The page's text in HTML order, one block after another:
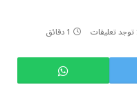
توجد تعليقات 1 دقائق